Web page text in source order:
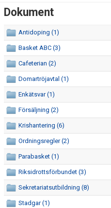
STYRELSEN
ÅRSMÖTE
ANTIDOPING
REKRYTERING OCH ÖVERGÅNGAR
GÅVOKONTO
REHAB
Dokument
Antidoping (1)
Basket ABC (3)
Cafeterian (2)
Domartröjavtal (1)
Enkätsvar (1)
Försäljning (2)
Krishantering (6)
Ordningsregler (2)
Parabasket (1)
Riksidrottsförbundet (3)
Sekretariatsutbildning (8)
Stadgar (1)